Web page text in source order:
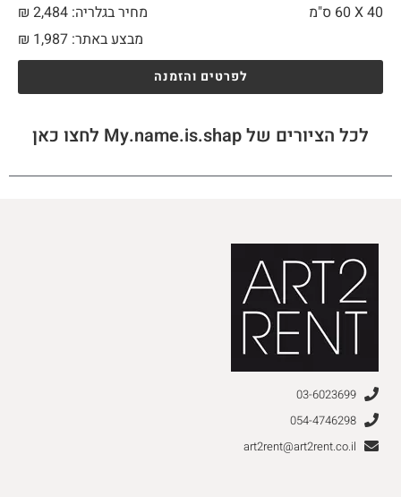
40 X
מחיר בגלריה: 2,484 ₪
מבצע באתר:
₪ 1,987
לפרטים והזמנה
לכל הציורים של My.name.is.shap לחצו כאן
03-6023699
054-4746298
art2rent@art2rent.co.il